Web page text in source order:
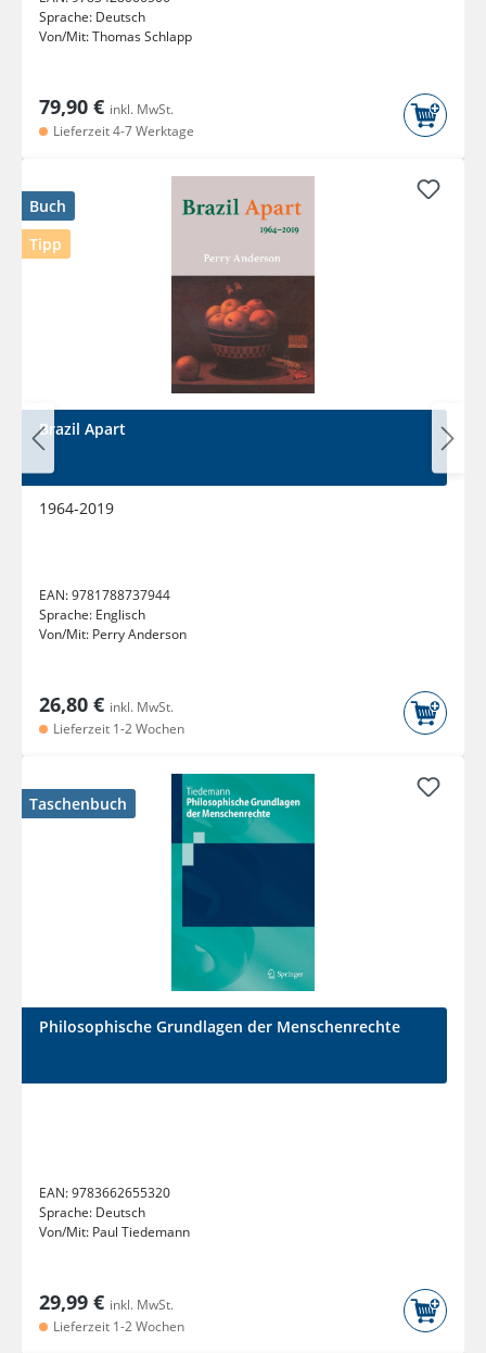
Sprache: Deutsch
Von/Mit:Thomas Schlapp
79,90 € inkl. MwSt.
Lieferzeit 4-7 Werktage
Buch
Tipp
Brazil Apart
1964-2019
EAN:9781788737944
Sprache: Englisch
Von/Mit: Perry Anderson
26,80 € inkl. MwSt.
Lieferzeit 1-2 Wochen
Taschenbuch
Philosophische Grundlagen der Menschenrechte
EAN:9783662655320
Sprache: Deutsch
Von/Mit: Paul Tiedemann
29,99 € inkl. MwSt.
Lieferzeit 1-2 Wochen